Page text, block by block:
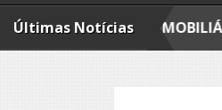
Últimas Notícias
IMOBILIÁRIA DO